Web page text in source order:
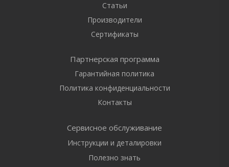
Статьи
Производители
Сертификаты
Партнерская программа
Гарантийная политика
Политика конфиденциальности
Контакты
Сервисное обслуживание
Инструкции и деталировки
Полезно знать